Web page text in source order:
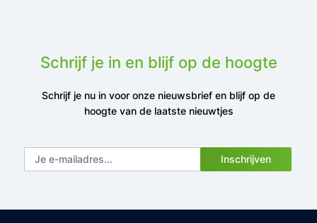
Schrijf je in en blijf op de hoogte
Schrijf je nu in voor onze nieuwsbrief en blijf op de
hoogte van de laatste nieuwtjes
Inschrijven